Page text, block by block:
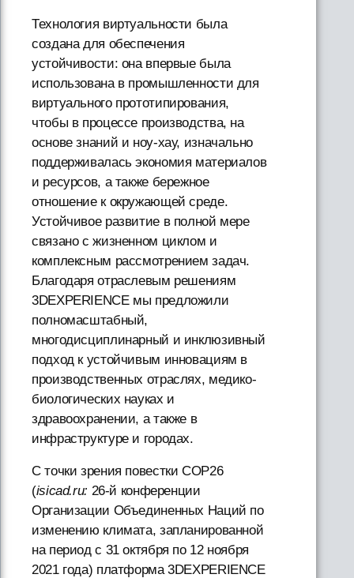
Технология виртуальности была
создана для обеспечения
устойчивости: она впервые была
использована в промышленности для
виртуального прототипирования,
чтобы в процессе производства, на
основе знаний и ноу-хау, изначально
поддерживалась экономия материалов
и ресурсов, а также бережное
отношение к окружающей среде.
Устойчивое развитие в полной мере
связано с жизненном циклом и
комплексным рассмотрением задач.
Благодаря отраслевым решениям
3DEXPERIENCE мы предложили
полномасштабный,
многодисциплинарный и инклюзивный
подход к устойчивым инновациям в
производственных отраслях, медико-
биологических науках и
здравоохранении, а также в
инфраструктуре и городах.
С точки зрения повестки COP26
(isicad.ru: 26-й конференции
Организации Объединенных Наций по
изменению климата, запланированной
на период с 31 октября по 12 ноября
2021 года) платформа 3DEXPERIENCE